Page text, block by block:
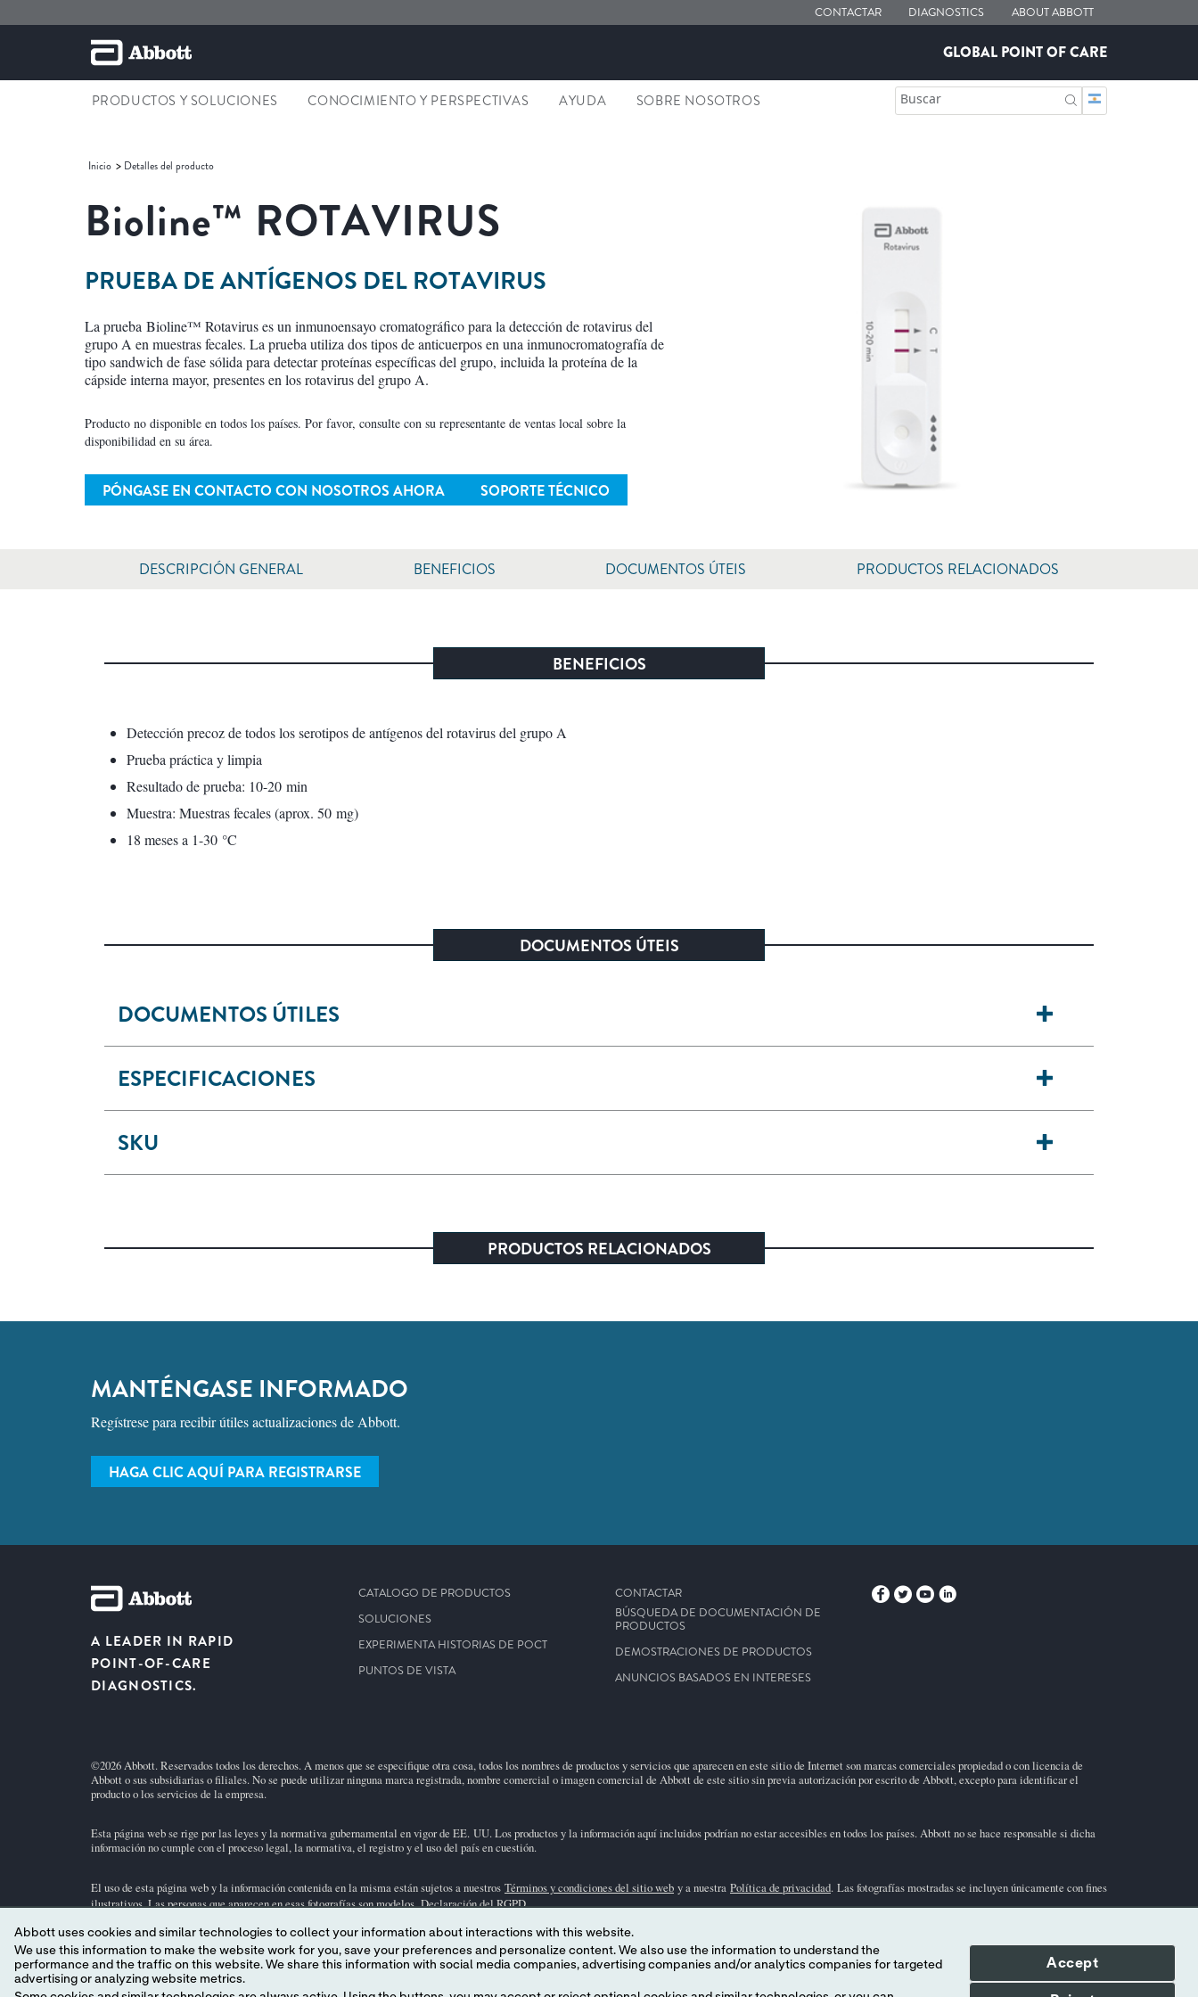
CONTACTAR DIAGNOSTICS ABOUT ABBOTT
GLOBAL POINT OF CARE
PRODUCTOS Y SOLUCIONES CONOCIMIENTO Y PERSPECTIVAS AYUDA SOBRE NOSOTROS Buscar
Inicio Detalles del producto
Bioline™ ROTAVIRUS
PRUEBA DE ANTÍGENOS DEL ROTAVIRUS
La prueba Bioline™ Rotavirus es un inmunoensayo cromatográfico para la detección de rotavirus del
grupo A en muestras fecales. La prueba utiliza dos tipos de anticuerpos en una inmunocromatografía de
tipo sandwich de fase sólida para detectar proteínas específicas del grupo, incluida la proteína de la
cápside interna mayor, presentes en los rotavirus del grupo A.
Producto no disponible en todos los países. Por favor, consulte con su representante de ventas local sobre la
disponibilidad en su área.
PÓNGASE EN CONTACTO CON NOSOTROS AHORA SOPORTE TÉCNICO
DESCRIPCIÓN GENERAL BENEFICIOS DOCUMENTOS ÚTEIS PRODUCTOS RELACIONADOS
BENEFICIOS
Detección precoz de todos los serotipos de antígenos del rotavirus del grupo A
Prueba práctica y limpia
Resultado de prueba: 10-20 min
Muestra: Muestras fecales (aprox. 50 mg)
18 meses a 1-30 °C
DOCUMENTOS ÚTEIS
DOCUMENTOS ÚTILES
ESPECIFICACIONES
SKU
PRODUCTOS RELACIONADOS
MANTÉNGASE INFORMADO
Regístrese para recibir útiles actualizaciones de Abbott.
HAGA CLIC AQUÍ PARA REGISTRARSE
A LEADER IN RAPID
POINT-OF-CARE
DIAGNOSTICS.
CATALOGO DE PRODUCTOS
SOLUCIONES
EXPERIMENTA HISTORIAS DE POCT
PUNTOS DE VISTA
CONTACTAR
BÚSQUEDA DE DOCUMENTACIÓN DE
PRODUCTOS
DEMOSTRACIONES DE PRODUCTOS
ANUNCIOS BASADOS EN INTERESES
©2026 Abbott. Reservados todos los derechos. A menos que se especifique otra cosa, todos los nombres de productos y servicios que aparecen en este sitio de Internet son marcas comerciales propiedad o con licencia de
Abbott o sus subsidiarias o filiales. No se puede utilizar ninguna marca registrada, nombre comercial o imagen comercial de Abbott de este sitio sin previa autorización por escrito de Abbott, excepto para identificar el
producto o los servicios de la empresa.
Esta página web se rige por las leyes y la normativa gubernamental en vigor de EE. UU. Los productos y la información aquí incluidos podrían no estar accesibles en todos los países. Abbott no se hace responsable si dicha
información no cumple con el proceso legal, la normativa, el registro y el uso del país en cuestión.
El uso de esta página web y la información contenida en la misma están sujetos a nuestros Términos y condiciones del sitio web y a nuestra Política de privacidad. Las fotografías mostradas se incluyen únicamente con fines
ilustrativos. Las personas que aparecen en esas fotografías son modelos.Declaración del RGPD.
No todos los productos están disponibles en todas las regiones. Consulte a su representante local la disponibilidad en mercados específicos. Para uso exclusivo en diagnósticos
. Para obtener información sobre el
cartucho de pruebai-STATy el uso previsto, consulte las páginas de los productos individuales o los datos sobre el cartucho (información de cartuchos y pruebas/instrucciones de uso) en el área de soporte de i-STAT .
Abbott uses cookies and similar technologies to collect your information about interactions with this website.
We use this information to make the website work for you, save your preferences and personalize content. We also use the information to understand the
performance and the traffic on this website. We share this information with social media companies, advertising companies and/or analytics companies for targeted
advertising or analyzing website metrics.
Accept